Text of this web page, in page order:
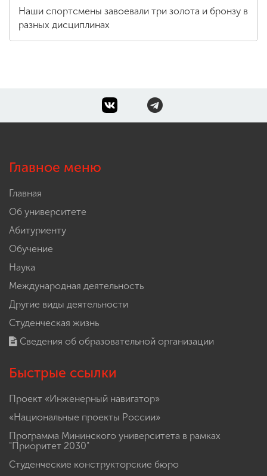
Наши спортсмены завоевали три золота и бронзу в
разных дисциплинах
Главное меню
Главная
Об университете
Абитуриенту
Обучение
Наука
Международная деятельность
Другие виды деятельности
Студенческая жизнь
Сведения об образовательной организации
Быстрые ссылки
Проект «Инженерный навигатор»
«Национальные проекты России»
Программа Мининского университета в рамках
"Приоритет 2030"
Студенческие конструкторские бюро